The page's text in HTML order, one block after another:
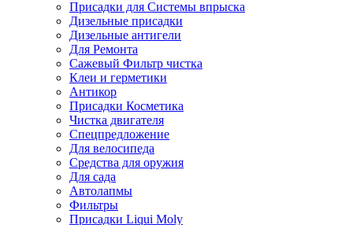
Присадки для Системы впрыска
Дизельные присадки
Дизельные антигели
Для Ремонта
Сажевый Фильтр чистка
Клеи и герметики
Антикор
Присадки Косметика
Чистка двигателя
Спецпредложение
Для велосипеда
Средства для оружия
Для сада
Автолапмы
Фильтры
Присадки Liqui Moly